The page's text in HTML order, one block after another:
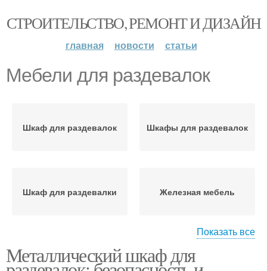
СТРОИТЕЛЬСТВО, РЕМОНТ И ДИЗАЙН
главная новости статьи
Мебели для раздевалок
Шкаф для раздевалок Шкафы для раздевалок
Шкаф для раздевалки Железная мебель
Мебель для раздевалок
раздевалок
Показать все
Металлический шкаф для